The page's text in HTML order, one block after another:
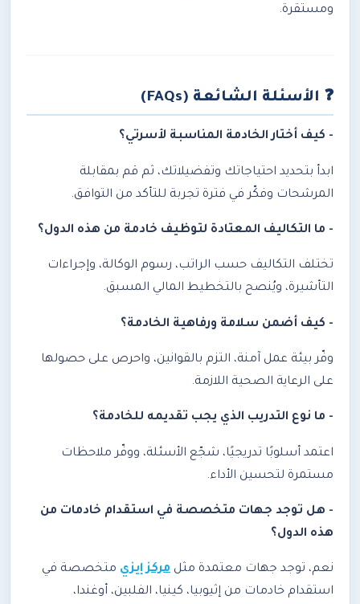
ومستقرة.
❓ الأسئلة الشائعة (FAQs)
- كيف أختار الخادمة المناسبة لأسرتي؟
ابدأ بتحديد احتياجاتك وتفضيلاتك، ثم قم بمقابلة
المرشحات وفكّر في فترة تجربة للتأكد من التوافق.
- ما التكاليف المعتادة لتوظيف خادمة من هذه الدول؟
تختلف التكاليف حسب الراتب، رسوم الوكالة، وإجراءات
التأشيرة، ويُنصح بالتخطيط المالي المسبق.
- كيف أضمن سلامة ورفاهية الخادمة؟
وفّر بيئة عمل آمنة، التزم بالقوانين، واحرص على حصولها
على الرعاية الصحية اللازمة.
- ما نوع التدريب الذي يجب تقديمه للخادمة؟
اعتمد أسلوبًا تدريجيًا، شجّع الأسئلة، ووفّر ملاحظات
مستمرة لتحسين الأداء.
- هل توجد جهات متخصصة في استقدام خادمات من
هذه الدول؟
نعم، توجد جهات معتمدة مثل مركز إيزي متخصصة في
استقدام خادمات من إثيوبيا، كينيا، الفلبين، أوغندا،